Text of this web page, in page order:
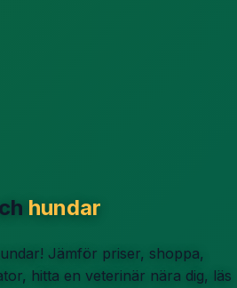
hundar
Jämför priser, shoppa,
hitta en veterinär nära dig, läs